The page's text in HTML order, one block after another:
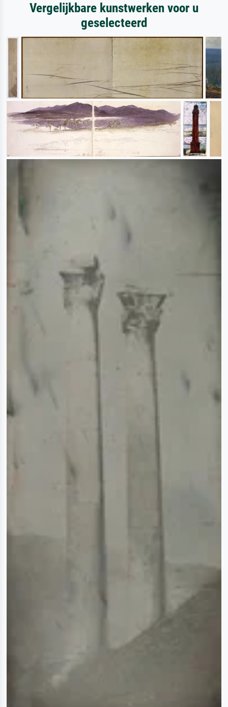
Vergelijkbare kunstwerken voor u
geselecteerd